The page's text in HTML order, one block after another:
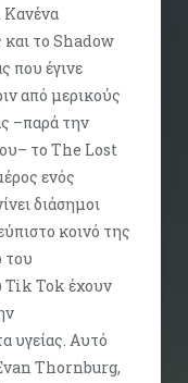
Κανένα
και το Shadow
που έγινε
από μερικούς
–παρά την
το The Lost
ενός
διάσημοι
κοινό της
του
Tik Tok έχουν
υγείας. Αυτό
Thornburg,